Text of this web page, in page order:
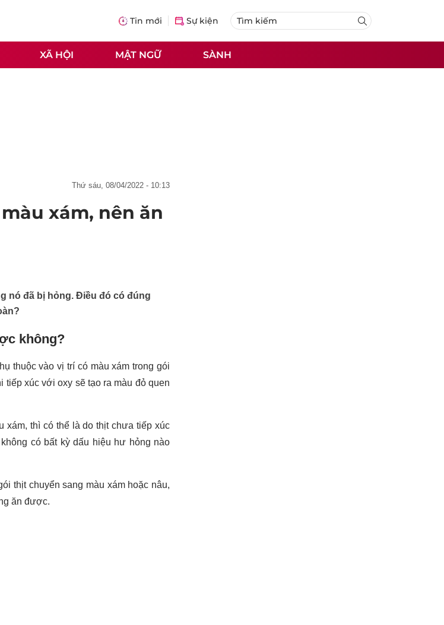
Tin mới Sự kiện
XÃ HỘI MẬT NGỮ SÀNH
thứ sáu, 08/04/2022 - 10:13
xám, nên ăn
nó đã bị hỏng. Điều đó có đúng
không?
thuộc vào vị trí có màu xám trong gói
tiếp xúc với oxy sẽ tạo ra màu đỏ quen
xám, thì có thể là do thịt chưa tiếp xúc
có bất kỳ dấu hiệu hư hỏng nào
thịt chuyển sang màu xám hoặc nâu,
ăn được.